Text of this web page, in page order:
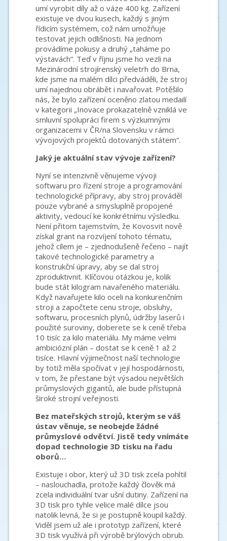
umí vyrobit díly až o váze 400 kg. Zařízení
existuje ve dvou kusech, každý s jiným
řídicím systémem, což nám umožňuje
testovat jejich odlišnosti. Na jednom
provádíme pokusy a druhý „taháme po
výstavách“. Teď v říjnu jsme ho vezli na
Mezinárodní strojírenský veletrh do Brna,
kde jsme na malém dílci předváděli, že stroj
umí najednou obrábět i navařovat. Potěšilo
nás, že bylo zařízení oceněno zlatou medailí
v kategorii „Inovace prokazatelně vzniklá ve
smluvní spolupráci firem s výzkumnými
organizacemi v ČR/na Slovensku v rámci
vývojových projektů dotovaných státem“.
Jaký je aktuální stav vývoje zařízení?
Nyní se intenzivně věnujeme vývoji
softwaru pro řízení stroje a programování
technologické přípravy, aby stroj prováděl
pouze vybrané a smysluplně propojené
aktivity, vedoucí ke konkrétnímu výsledku.
Není přitom tajemstvím, že Kovosvit nově
získal grant na rozvíjení tohoto tématu,
jehož cílem je – zjednodušeně řečeno – najít
takové technologické parametry a
konstrukční úpravy, aby se dal stroj
zproduktivnit. Klíčovou otázkou je, kolik
bude stát kilogram navařeného materiálu.
Když navařujete kilo oceli na konkurenčním
stroji a započtete cenu stroje, obsluhy,
softwaru, procesních plynů, údržby laserů i
použité suroviny, doberete se k ceně třeba
10 tisíc za kilo materiálu. My máme velmi
ambiciózní plán – dostat se k ceně 1 až 2
tisíce. Hlavní výjimečnost naší technologie
by totiž měla spočívat v její hospodárnosti,
v tom, že přestane být výsadou největších
průmyslových gigantů, ale bude přístupná
široké strojní veřejnosti.
Bez mateřských strojů, kterým se váš
ústav věnuje, se neobejde žádné
průmyslové odvětví. Jistě tedy vnímáte
dopad technologie 3D tisku na řadu
oborů…
Existuje i obor, který už 3D tisk zcela pohltil
– naslouchadla, protože každý člověk má
zcela individuální tvar ušní dutiny. Zařízení na
3D tisk pro tyhle velice malé dílce jsou
natolik levná, že si je postupně koupil každý.
Viděl jsem už ale i prototyp zařízení, které
3D tisk využívá při výrobě brýlových obrub.